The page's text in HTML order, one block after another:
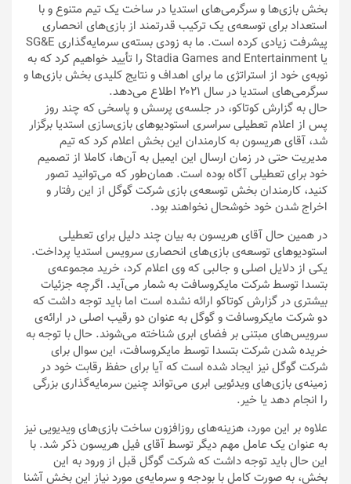
بخش بازی‌ها و سرگرمی‌های استدیا در ساخت یک تیم متنوع و با
استعداد برای توسعه‌ی یک ترکیب قدرتمند از بازی‌های انحصاری
پیشرفت زیادی کرده است. ما به زودی بسته‌ی سرمایه‌گذاری SG&E
یا Stadia Games and Entertainment را تأیید خواهیم کرد که به
نوبه‌ی خود از استراتژی ما برای اهداف و نتایج کلیدی بخش بازی‌ها و
سرگرمی‌های استدیا در سال ۲۰۲۱ اطلاع می‌دهد.
حال به گزارش کوتاکو، در جلسه‌ی پرسش و پاسخی که چند روز
پس از اعلام تعطیلی سراسری استودیوهای بازی‌سازی استدیا برگزار
شد، آقای هریسون به کارمندان این بخش اعلام کرد که تیم
مدیریت حتی در زمان ارسال این ایمیل به آن‌ها، کاملا از تصمیم
خود برای تعطیلی آگاه بوده است. همان‌طور که می‌توانید تصور
کنید، کارمندان بخش توسعه‌ی بازی شرکت گوگل از این رفتار و
اخراج شدن خود خوشحال نخواهند بود.
در همین حال آقای هریسون به بیان چند دلیل برای تعطیلی
استودیوهای توسعه‌ی بازی‌های انحصاری سرویس استدیا پرداخت.
یکی از دلایل اصلی و جالبی که وی اعلام کرد، خرید مجموعه‌ی
بتسدا توسط شرکت مایکروسافت به شمار می‌آید. اگرچه جزئیات
بیشتری در گزارش کوتاکو ارائه نشده است اما باید توجه داشت که
دو شرکت مایکروسافت و گوگل به عنوان دو رقیب اصلی در ارائه‌ی
سرویس‌های مبتنی بر فضای ابری شناخته می‌شوند. حال با توجه به
خریده شدن شرکت بتسدا توسط مایکروسافت، این سوال برای
شرکت گوگل نیز ایجاد شده است که آیا برای حفظ رقابت خود در
زمینه‌‌ی بازی‌های ویدئویی ابری می‌تواند چنین سرمایه‌گذاری بزرگی
را انجام دهد یا خیر.
علاوه بر این مورد، هزینه‌های روزافزون ساخت بازی‌های ویدیویی نیز
به عنوان یک عامل مهم دیگر توسط آقای فیل هریسون ذکر شد. با
این حال باید توجه داشت که شرکت گوگل قبل از ورود به این
بخش، به صورت کامل با بودجه‌ و سرمایه‌ی مورد نیاز این بخش آشنا